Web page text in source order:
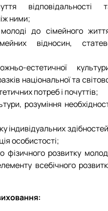
відповідальності
ними;
до сімейного
відносин,
естетичної
національної та
потреб і почуттів;
розуміння
індивідуальних здібностей
особистості;
фізичного розвитку
всебічного